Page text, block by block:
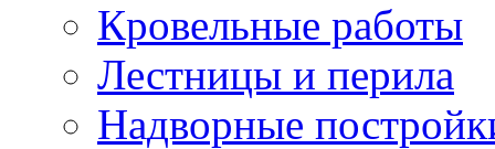
Кровельные работы
Лестницы и перила
Надворные